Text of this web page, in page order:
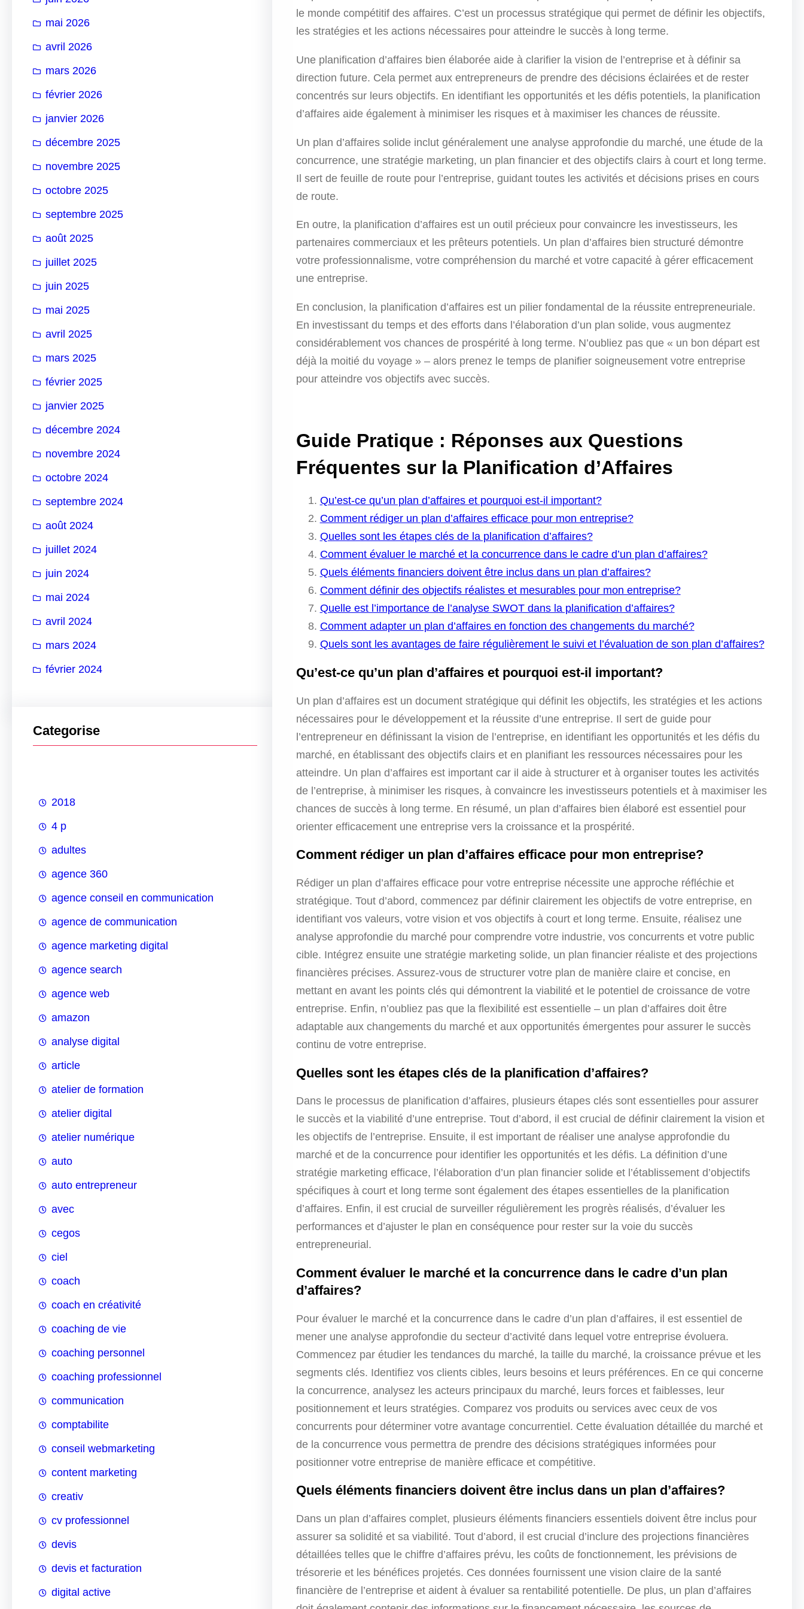
mai 2026
avril 2026
mars 2026
février 2026
janvier 2026
décembre 2025
novembre 2025
octobre 2025
septembre 2025
août 2025
juillet 2025
juin 2025
mai 2025
avril 2025
mars 2025
février 2025
janvier 2025
décembre 2024
novembre 2024
octobre 2024
septembre 2024
août 2024
juillet 2024
juin 2024
mai 2024
avril 2024
mars 2024
février 2024
Categorise
2018
4 p
adultes
agence 360
agence conseil en communication
agence de communication
agence marketing digital
agence search
agence web
amazon
analyse digital
article
atelier de formation
atelier digital
atelier numérique
auto
auto entrepreneur
avec
cegos
ciel
coach
coach en créativité
coaching de vie
coaching personnel
coaching professionnel
communication
comptabilite
conseil webmarketing
content marketing
creativ
cv professionnel
devis
devis et facturation
digital active
le monde compétitif des affaires. C’est un processus stratégique qui permet de définir les objectifs,
les stratégies et les actions nécessaires pour atteindre le succès à long terme.
Une planification d’affaires bien élaborée aide à clarifier la vision de l’entreprise et à définir sa
direction future. Cela permet aux entrepreneurs de prendre des décisions éclairées et de rester
concentrés sur leurs objectifs. En identifiant les opportunités et les défis potentiels, la planification
d’affaires aide également à minimiser les risques et à maximiser les chances de réussite.
Un plan d’affaires solide inclut généralement une analyse approfondie du marché, une étude de la
concurrence, une stratégie marketing, un plan financier et des objectifs clairs à court et long terme.
Il sert de feuille de route pour l’entreprise, guidant toutes les activités et décisions prises en cours
de route.
En outre, la planification d’affaires est un outil précieux pour convaincre les investisseurs, les
partenaires commerciaux et les prêteurs potentiels. Un plan d’affaires bien structuré démontre
votre professionnalisme, votre compréhension du marché et votre capacité à gérer efficacement
une entreprise.
En conclusion, la planification d’affaires est un pilier fondamental de la réussite entrepreneuriale.
En investissant du temps et des efforts dans l’élaboration d’un plan solide, vous augmentez
considérablement vos chances de prospérité à long terme. N’oubliez pas que « un bon départ est
déjà la moitié du voyage » – alors prenez le temps de planifier soigneusement votre entreprise
pour atteindre vos objectifs avec succès.
Guide Pratique : Réponses aux Questions
Fréquentes sur la Planification d’Affaires
Qu’est-ce qu’un plan d’affaires et pourquoi est-il important?
Comment rédiger un plan d’affaires efficace pour mon entreprise?
Quelles sont les étapes clés de la planification d’affaires?
Comment évaluer le marché et la concurrence dans le cadre d’un plan d’affaires?
Quels éléments financiers doivent être inclus dans un plan d’affaires?
Comment définir des objectifs réalistes et mesurables pour mon entreprise?
Quelle est l’importance de l’analyse SWOT dans la planification d’affaires?
Comment adapter un plan d’affaires en fonction des changements du marché?
Quels sont les avantages de faire régulièrement le suivi et l’évaluation de son plan d’affaires?
Qu’est-ce qu’un plan d’affaires et pourquoi est-il important?
Un plan d’affaires est un document stratégique qui définit les objectifs, les stratégies et les actions
nécessaires pour le développement et la réussite d’une entreprise. Il sert de guide pour
l’entrepreneur en définissant la vision de l’entreprise, en identifiant les opportunités et les défis du
marché, en établissant des objectifs clairs et en planifiant les ressources nécessaires pour les
atteindre. Un plan d’affaires est important car il aide à structurer et à organiser toutes les activités
de l’entreprise, à minimiser les risques, à convaincre les investisseurs potentiels et à maximiser les
chances de succès à long terme. En résumé, un plan d’affaires bien élaboré est essentiel pour
orienter efficacement une entreprise vers la croissance et la prospérité.
Comment rédiger un plan d’affaires efficace pour mon entreprise?
Rédiger un plan d’affaires efficace pour votre entreprise nécessite une approche réfléchie et
stratégique. Tout d’abord, commencez par définir clairement les objectifs de votre entreprise, en
identifiant vos valeurs, votre vision et vos objectifs à court et long terme. Ensuite, réalisez une
analyse approfondie du marché pour comprendre votre industrie, vos concurrents et votre public
cible. Intégrez ensuite une stratégie marketing solide, un plan financier réaliste et des projections
financières précises. Assurez-vous de structurer votre plan de manière claire et concise, en
mettant en avant les points clés qui démontrent la viabilité et le potentiel de croissance de votre
entreprise. Enfin, n’oubliez pas que la flexibilité est essentielle – un plan d’affaires doit être
adaptable aux changements du marché et aux opportunités émergentes pour assurer le succès
continu de votre entreprise.
Quelles sont les étapes clés de la planification d’affaires?
Dans le processus de planification d’affaires, plusieurs étapes clés sont essentielles pour assurer
le succès et la viabilité d’une entreprise. Tout d’abord, il est crucial de définir clairement la vision et
les objectifs de l’entreprise. Ensuite, il est important de réaliser une analyse approfondie du
marché et de la concurrence pour identifier les opportunités et les défis. La définition d’une
stratégie marketing efficace, l’élaboration d’un plan financier solide et l’établissement d’objectifs
spécifiques à court et long terme sont également des étapes essentielles de la planification
d’affaires. Enfin, il est crucial de surveiller régulièrement les progrès réalisés, d’évaluer les
performances et d’ajuster le plan en conséquence pour rester sur la voie du succès
entrepreneurial.
Comment évaluer le marché et la concurrence dans le cadre d’un plan
d’affaires?
Pour évaluer le marché et la concurrence dans le cadre d’un plan d’affaires, il est essentiel de
mener une analyse approfondie du secteur d’activité dans lequel votre entreprise évoluera.
Commencez par étudier les tendances du marché, la taille du marché, la croissance prévue et les
segments clés. Identifiez vos clients cibles, leurs besoins et leurs préférences. En ce qui concerne
la concurrence, analysez les acteurs principaux du marché, leurs forces et faiblesses, leur
positionnement et leurs stratégies. Comparez vos produits ou services avec ceux de vos
concurrents pour déterminer votre avantage concurrentiel. Cette évaluation détaillée du marché et
de la concurrence vous permettra de prendre des décisions stratégiques informées pour
positionner votre entreprise de manière efficace et compétitive.
Quels éléments financiers doivent être inclus dans un plan d’affaires?
Dans un plan d’affaires complet, plusieurs éléments financiers essentiels doivent être inclus pour
assurer sa solidité et sa viabilité. Tout d’abord, il est crucial d’inclure des projections financières
détaillées telles que le chiffre d’affaires prévu, les coûts de fonctionnement, les prévisions de
trésorerie et les bénéfices projetés. Ces données fournissent une vision claire de la santé
financière de l’entreprise et aident à évaluer sa rentabilité potentielle. De plus, un plan d’affaires